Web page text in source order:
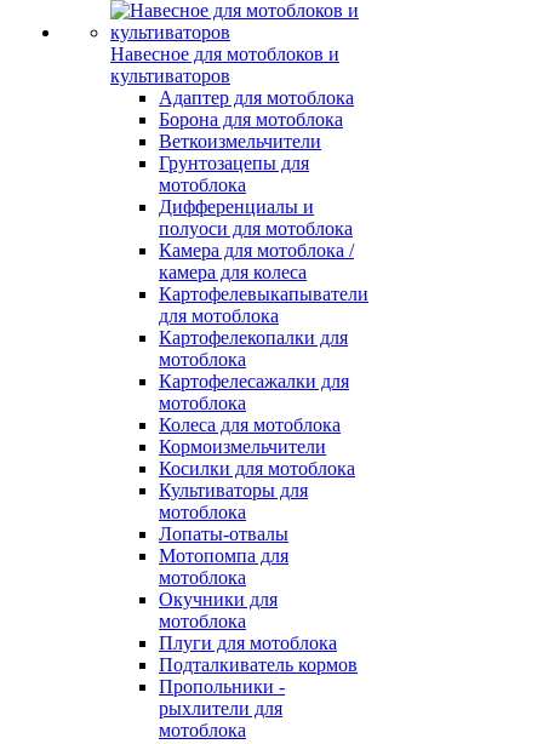
Навесное для мотоблоков и
культиваторов
Адаптер для мотоблока
Борона для мотоблока
Веткоизмельчители
Грунтозацепы для
мотоблока
Дифференциалы и
полуоси для мотоблока
Камера для мотоблока /
камера для колеса
Картофелевыкапыватели
для мотоблока
Картофелекопалки для
мотоблока
Картофелесажалки для
мотоблока
Колеса для мотоблока
Кормоизмельчители
Косилки для мотоблока
Культиваторы для
мотоблока
Лопаты-отвалы
Мотопомпа для
мотоблока
Окучники для
мотоблока
Плуги для мотоблока
Подталкиватель кормов
Пропольники -
рыхлители для
мотоблока